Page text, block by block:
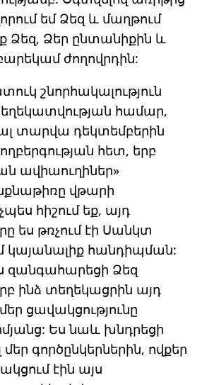
եմ Ձեզ և մաղթում
Ձեզ, Ձեր ընտանիքին և
ժողովրդին:
շնորհակալություն
համար,
տարվա դեկտեմբերին
հետ, երբ
ավիաուղիներ»
վթարի
հիշում եք, այդ
ես թռչում էի Սանկտ
կայանալիք հանդիպման:
զանգահարեցի Ձեզ
ինձ տեղեկացրին այդ
ցավակցությունը
Ես նաև խնդրեցի
գործընկերներին, ովքեր
էին այս